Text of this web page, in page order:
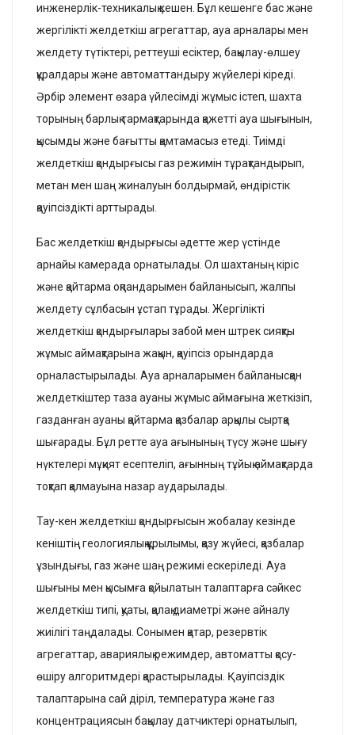
инженерлік-техникалық кешен. Бұл кешенге бас және
жергілікті желдеткіш агрегаттар, ауа арналары мен
желдету түтіктері, реттеуші есіктер, бақылау-өлшеу
құралдары және автоматтандыру жүйелері кіреді.
Әрбір элемент өзара үйлесімді жұмыс істеп, шахта
торының барлық тармақтарында қажетті ауа шығынын,
қысымды және бағытты қамтамасыз етеді. Тиімді
желдеткіш қондырғысы газ режимін тұрақтандырып,
метан мен шаң жиналуын болдырмай, өндірістік
қауіпсіздікті арттырады.
Бас желдеткіш қондырғысы әдетте жер үстінде
арнайы камерада орнатылады. Ол шахтаның кіріс
және қайтарма оқпандарымен байланысып, жалпы
желдету сұлбасын ұстап тұрады. Жергілікті
желдеткіш қондырғылары забой мен штрек сияқты
жұмыс аймақтарына жақын, қауіпсіз орындарда
орналастырылады. Ауа арналарымен байланысқан
желдеткіштер таза ауаны жұмыс аймағына жеткізіп,
газданған ауаны қайтарма қазбалар арқылы сыртқа
шығарады. Бұл ретте ауа ағынының түсу және шығу
нүктелері мұқият есептеліп, ағынның тұйық аймақтарда
тоқтап қалмауына назар аударылады.
Тау-кен желдеткіш қондырғысын жобалау кезінде
кеніштің геологиялық құрылымы, қазу жүйесі, қазбалар
ұзындығы, газ және шаң режимі ескеріледі. Ауа
шығыны мен қысымға қойылатын талаптарға сәйкес
желдеткіш типі, қуаты, қалақ диаметрі және айналу
жиілігі таңдалады. Сонымен қатар, резервтік
агрегаттар, авариялық режимдер, автоматты қосу-
өшіру алгоритмдері қарастырылады. Қауіпсіздік
талаптарына сай діріл, температура және газ
концентрациясын бақылау датчиктері орнатылып,